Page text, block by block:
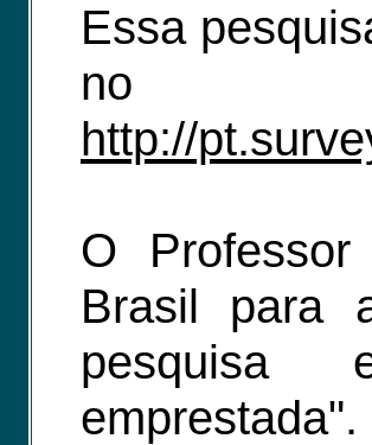
Essa
http://
O
Brasil para
pesquisa
emprestada".